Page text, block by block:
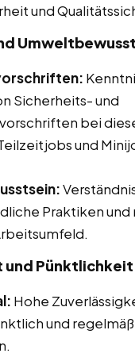
und
Sicherheits- und
bei
und
Praktiken und
und Pünktlichkeit
Hohe
und